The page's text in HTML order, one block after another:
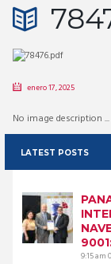
enero 17, 2025
No image description ...
LATEST POSTS
9:15 am